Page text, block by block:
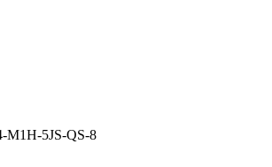
M1H-5JS-QS-8